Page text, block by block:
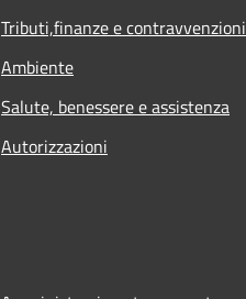
Tributi,finanze e contravvenzioni
Ambiente
Salute, benessere e assistenza
Autorizzazioni